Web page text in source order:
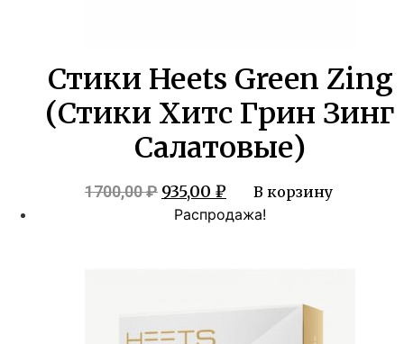
Стики Heets Green Zing
(Стики Хитс Грин Зинг
Салатовые)
1700,00₽ Первоначальная
цена
935,00 ₽ Текущая
цена:
В корзину
Распродажа!